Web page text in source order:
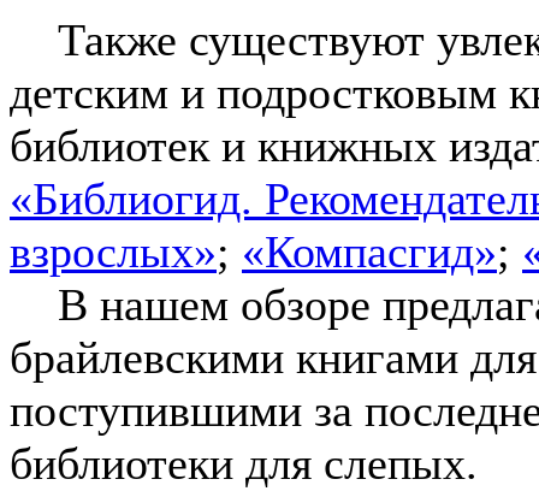
Также существуют
детским и подростковым
библиотек и книжных
«Библиогид.
взрослых»; «Компасгид»;
В нашем обзоре
брайлевскими книгами для
поступившими за
библиотеки для слепых.